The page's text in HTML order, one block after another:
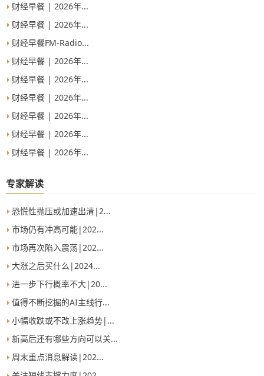
财经早餐 | 2026年...
财经早餐 | 2026年...
财经早餐FM-Radio...
财经早餐 | 2026年...
财经早餐 | 2026年...
财经早餐 | 2026年...
财经早餐 | 2026年...
财经早餐 | 2026年...
财经早餐 | 2026年...
专家解读
恐慌性抛压或加速出清|2...
市场仍有冲高可能|202...
市场再次陷入震荡|202...
大涨之后买什么|2024...
进一步下行概率不大|20...
值得不断挖掘的AI主线行...
小幅收跌或不改上涨趋势|...
新高后还有哪些方向可以关...
周末重点消息解读|202...